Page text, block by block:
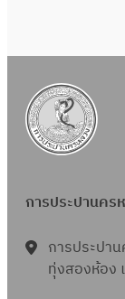
การประปานคร
การประปา
ทุ่งสองห้อง